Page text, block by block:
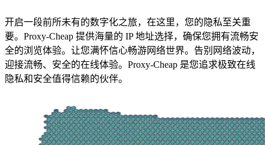
开启一段前所未有的数字化之旅，在这里，您的隐私至关重
要。Proxy-Cheap 提供海量的 IP 地址选择，确保您拥有流畅安
全的浏览体验。让您满怀信心畅游网络世界。告别网络波动，
迎接流畅、安全的在线体验。Proxy-Cheap 是您追求极致在线
隐私和安全值得信赖的伙伴。